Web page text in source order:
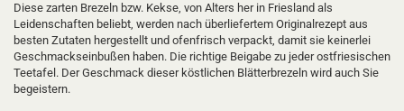
Diese zarten Brezeln bzw. Kekse, von Alters her in Friesland als
Leidenschaften beliebt, werden nach überliefertem Originalrezept aus
besten Zutaten hergestellt und ofenfrisch verpackt, damit sie keinerlei
Geschmackseinbußen haben. Die richtige Beigabe zu jeder ostfriesischen
Teetafel. Der Geschmack dieser köstlichen Blätterbrezeln wird auch Sie
begeistern.